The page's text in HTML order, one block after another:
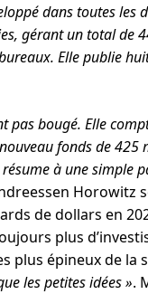
dans toutes
gérant un total de
Elle publie
pas bougé. Elle
fonds de
à une simple
de dollars en
plus
plus épineux de la
les petites idées ».